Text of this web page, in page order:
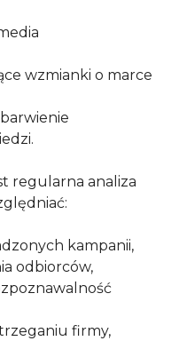
wzmianki o marce
regularna analiza
kampanii,
odbiorców,
firmy,